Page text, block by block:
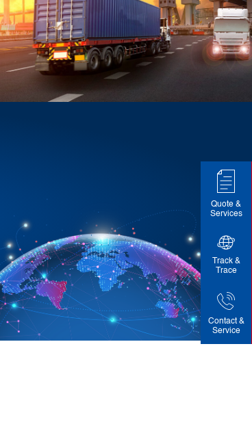
Quote &
Services
Track &
Trace
Contact &
Service